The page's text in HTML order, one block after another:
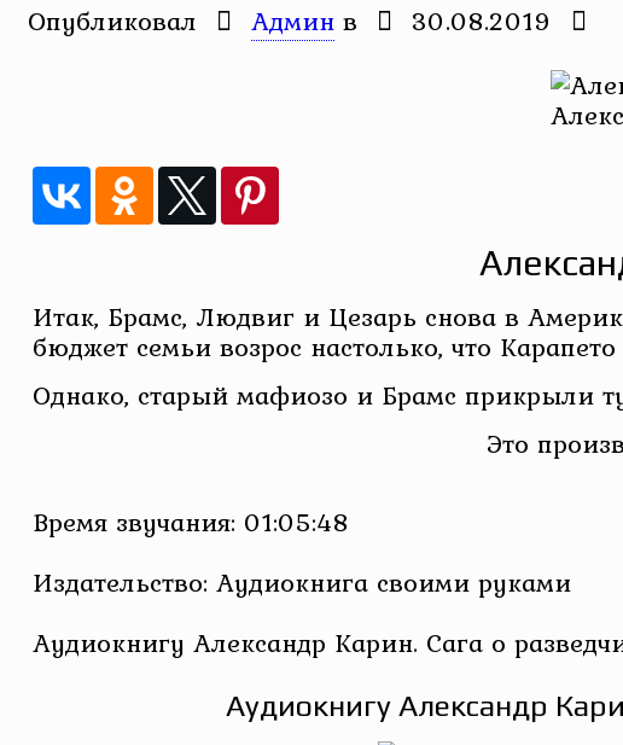
Опубликовал Админ в 30.08.2019
Итак, Брамс, Людвиг и Цезарь снова в
бюджет семьи возрос настолько, что
Однако, старый мафиозо и Брамс прикрыли
Это
Время звучания: 01:05:48
Издательство: Аудиокнига своими руками
Аудиокнигу Александр Карин. Сага о
Аудиокнигу Александр